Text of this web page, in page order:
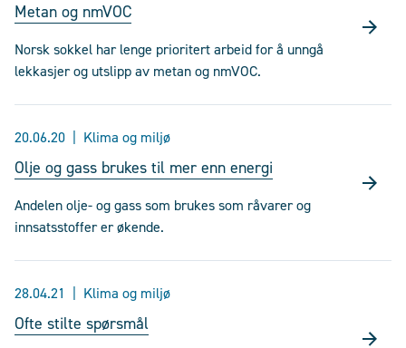
Metan og nmVOC
Norsk sokkel har lenge prioritert arbeid for å unngå
lekkasjer og utslipp av metan og nmVOC.
20.06.20 Klima og miljø
Olje og gass brukes til mer enn energi
Andelen olje- og gass som brukes som råvarer og
innsatsstoffer er økende.
28.04.21 Klima og miljø
Ofte stilte spørsmål